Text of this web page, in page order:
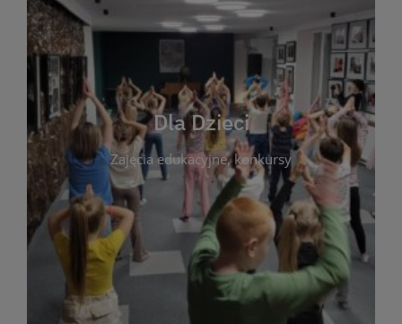
Dla Dzieci
Zajęcia edukacyjne, konkursy
Dla Dzieci
To miejsce stworzone z myślą o najmłodszych
czytelnikach i ich rodzicach. Znajdziesz tu
informacje o zajęciach edukacyjnych, konkursach
plastycznych i spotkaniach z autorami książek dla
dzieci. Biblioteka oferuje bogaty wybór bajek,
opowiadań i lektur szkolnych, a także przyjazny
kącik do wspólnego czytania. Pragniemy
rozbudzać miłość do książek od najmłodszych lat.
Zapraszamy do wspólnej zabawy i odkrywania
świata literatury!